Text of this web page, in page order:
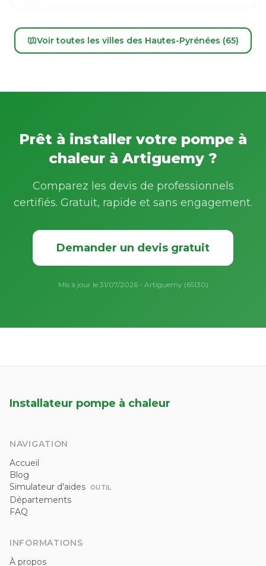
Voir toutes les villes des Hautes-Pyrénées (65)
Prêt à installer votre pompe à
chaleur à Artiguemy ?
Comparez les devis de professionnels
certifiés. Gratuit, rapide et sans engagement.
Demander un devis gratuit
Mis à jour le 31/07/2026 - Artiguemy (65130)
Installateur pompe à chaleur
NAVIGATION
Accueil
Blog
Simulateur d'aides
OUTIL
Départements
FAQ
INFORMATIONS
À propos